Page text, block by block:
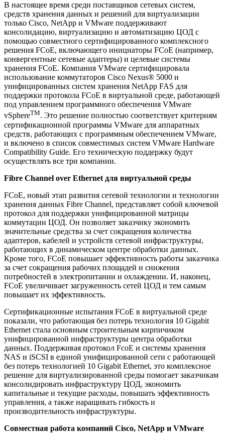
В настоящее время среди поставщиков сетевых систем,
средств хранения данных и решений для виртуализации
только Cisco, NetApp и VMware поддерживают
консолидацию, виртуализацию и автоматизацию ЦОД с
помощью совместного сертифицированного комплексного
решения FCoE, включающего инициаторы FCoE (например,
конвергентные сетевые адаптеры) и целевые системы
хранения FCoE. Компания VMware сертифицировала
использование коммутаторов Cisco Nexus® 5000 и
унифицированных систем хранения NetApp FAS для
поддержки протокола FCoE в виртуальной среде, работающей
под управлением программного обеспечения VMware
vSphereTM. Это решение полностью соответствует критериям
сертификационной программы VMware для аппаратных
средств, работающих с программным обеспечением VMware,
и включено в список совместимых систем VMware Hardware
Compatibility Guide. Его техническую поддержку будут
осуществлять все три компании.
Fibre Channel over Ethernet для виртуальной среды
FCoE, новый этап развития сетевой технологии и технологии
хранения данных Fibre Channel, представляет собой ключевой
протокол для поддержки унифицированной матрицы
коммутации ЦОД. Он позволяет заказчику экономить
значительные средства за счет сокращения количества
адаптеров, кабелей и устройств сетевой инфраструктуры,
работающих в динамическом центре обработки данных.
Кроме того, FCoE повышает эффективность работы заказчика
за счет сокращения рабочих площадей и снижения
потребностей в электропитании и охлаждении. И, наконец,
FCoE увеличивает загруженность сетей ЦОД и тем самым
повышает их эффективность.
Сертификационные испытания FCoE в виртуальной среде
показали, что работающая без потерь технология 10 Gigabit
Ethernet стала основным строительным кирпичиком
унифицированной инфраструктуры центра обработки
данных. Поддерживая протокол FcoE и системы хранения
NAS и iSCSI в единой унифицированной сети с работающей
без потерь технологией 10 Gigabit Ethernet, это комплексное
решение для виртуализированной среды помогает заказчикам
консолидировать инфраструктуру ЦОД, экономить
капитальные и текущие расходы, повышать эффективность
управления, а также наращивать гибкость и
производительность инфраструктуры.
Совместная работа компаний Cisco, NetApp и VMware